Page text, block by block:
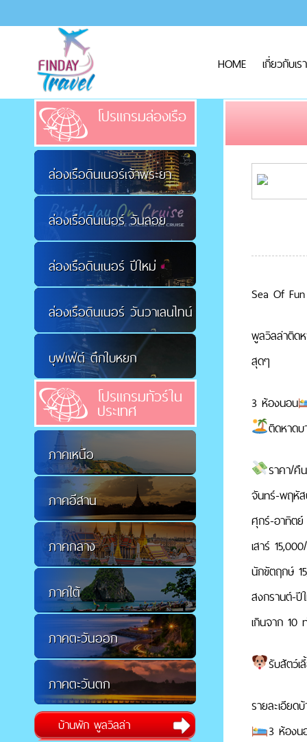
HOME เกี่ยวกับเรา
โปรแกรมล่องเรือ
ล่องเรือดินเนอร์เจ้าพระยา
ล่องเรือดินเนอร์ วันลอย
กระทง
ล่องเรือดินเนอร์ ปีใหม่
ล่องเรือดินเนอร์ วันวาเลนไทน์
บุฟเฟ่ต์ ตึกใบหยก
โปรแกรมทัวร์ใน
ประเทศ
ภาคเหนือ
ภาคอีสาน
ภาคกลาง
ภาคใต้
ภาคตะวันออก
ภาคตะวันตก
บ้านพัก พูลวิลล่า
Sea Of
พูลวิลล่าติดห
สุดๆ
3 ห้องนอน
ติดหาดบ
ราคา/คืน
จันทร์-พฤหั
ศุกร์-อาทิตย์
เสาร์
นักขัตฤกษ์
สงกรานต์-ปี
เกินจาก 10
รับสัตว์
รายละเอียด
3 ห้องน